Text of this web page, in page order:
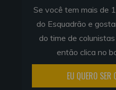
Se você tem mais de
do Esquadrão e
do time de
então clica no
EU QUERO SER